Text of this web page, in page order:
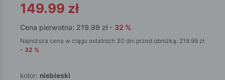
149.99 zł
Cena pierwotna: 219.99 zł - 32 %
Najniższa cena w ciągu ostatnich 30 dni przed obniżką: 219.99 zł
- 32 %
kolor: niebieski